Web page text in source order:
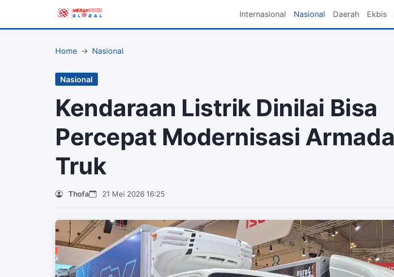
Internasional Nasional Daerah Ekbis
Home Nasional
Nasional
Kendaraan Listrik Dinilai Bisa
Percepat Modernisasi Armada
Truk
Thofa 21 Mei 2026 16:25